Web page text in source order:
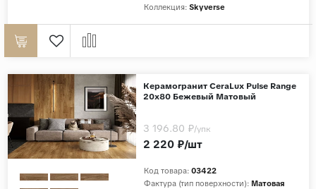
Коллекция: Skyverse
Керамогранит CeraLux Pulse Range
20x80 Бежевый Матовый
Код товара: 03422
Фактура (тип поверхности): Матовая
2 220 ₽/шт
3 196.80 ₽/упк